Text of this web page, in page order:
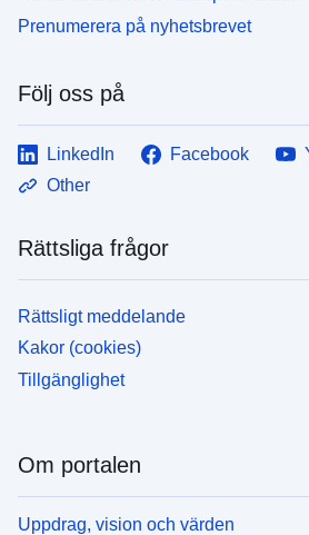
Prenumerera på nyhetsbrevet
Följ oss på
LinkedIn Facebook
Other
Rättsliga frågor
Rättsligt meddelande
Kakor (cookies)
Tillgänglighet
Om portalen
Uppdrag, vision och värden